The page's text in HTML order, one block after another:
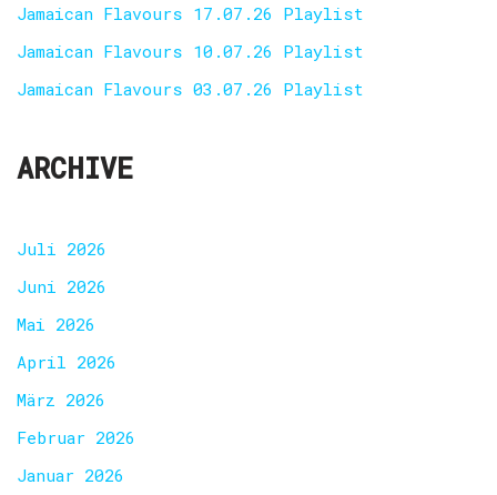
Jamaican Flavours 17.07.26 Playlist
Jamaican Flavours 10.07.26 Playlist
Jamaican Flavours 03.07.26 Playlist
ARCHIVE
Juli 2026
Juni 2026
Mai 2026
April 2026
März 2026
Februar 2026
Januar 2026